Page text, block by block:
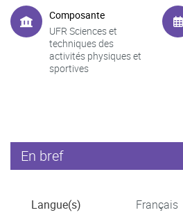
Composante
UFR Sciences et
techniques des
activités physiques et
sportives
En bref
Langue(s)
Français